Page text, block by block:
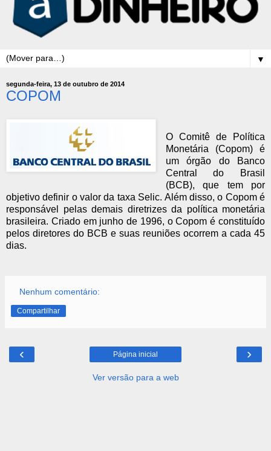
▼
segunda-feira, 13 de outubro de 2014
COPOM
O Comitê de Política
Monetária (Copom) é
um órgão do Banco
Central do Brasil
(BCB), que tem por
objetivo definir o valor da taxa Selic. Além disso, o Copom é
responsável pelas demais diretrizes da política monetária
brasileira. Criado em junho de 1996, o Copom é constituído
pelos diretores do BCB e suas reuniões ocorrem a cada 45
dias.
Nenhum comentário:
Compartilhar
‹ ›
Página inicial
Ver versão para a web